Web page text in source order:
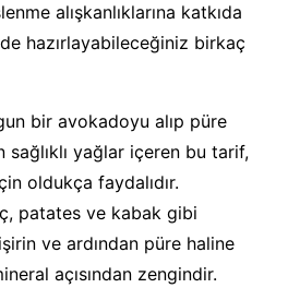
alışkanlıklarına katkıda
hazırlayabileceğiniz birkaç
bir avokadoyu alıp püre
sağlıklı yağlar içeren bu tarif,
oldukça faydalıdır.
patates ve kabak gibi
ve ardından püre haline
açısından zengindir.